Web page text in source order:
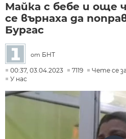
Майка с бебе и още
се върнаха да
Бургас
от БНТ
00:37, 03.04.2023 7119
Чете се
У нас